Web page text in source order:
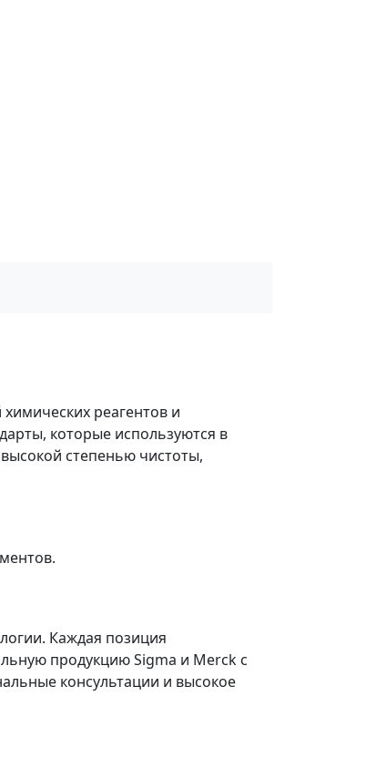
реагентов и
которые используются в
степенью чистоты,
Каждая позиция
продукцию Sigma и Merck с
консультации и высокое